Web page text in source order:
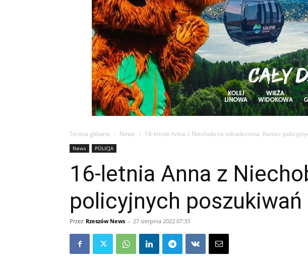
Strona główna News 16-letnia Anna z Niechobrza odnaleziona. Koniec
News POLICJA
16-letnia Anna z
policyjnych poszukiwań
Przez Rzeszów News - 27 sierpnia 2022 07:33